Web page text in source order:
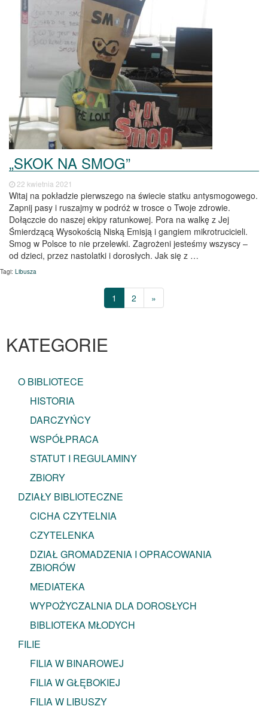
„SKOK NA SMOG”
22 kwietnia 2021
Witaj na pokładzie pierwszego na świecie statku antysmogowego.
Zapnij pasy i ruszajmy w podróż w trosce o Twoje zdrowie.
Dołączcie do naszej ekipy ratunkowej. Pora na walkę z Jej
Śmierdzącą Wysokością Niską Emisją i gangiem mikrotrucicieli.
Smog w Polsce to nie przelewki. Zagrożeni jesteśmy wszyscy –
od dzieci, przez nastolatki i dorosłych. Jak się z …
Tagi: Libusza
1 2 »
KATEGORIE
O BIBLIOTECE
HISTORIA
DARCZYŃCY
WSPÓŁPRACA
STATUT I REGULAMINY
ZBIORY
DZIAŁY BIBLIOTECZNE
CICHA CZYTELNIA
CZYTELENKA
DZIAŁ GROMADZENIA I OPRACOWANIA
ZBIORÓW
MEDIATEKA
WYPOŻYCZALNIA DLA DOROSŁYCH
BIBLIOTEKA MŁODYCH
FILIE
FILIA W BINAROWEJ
FILIA W GŁĘBOKIEJ
FILIA W LIBUSZY